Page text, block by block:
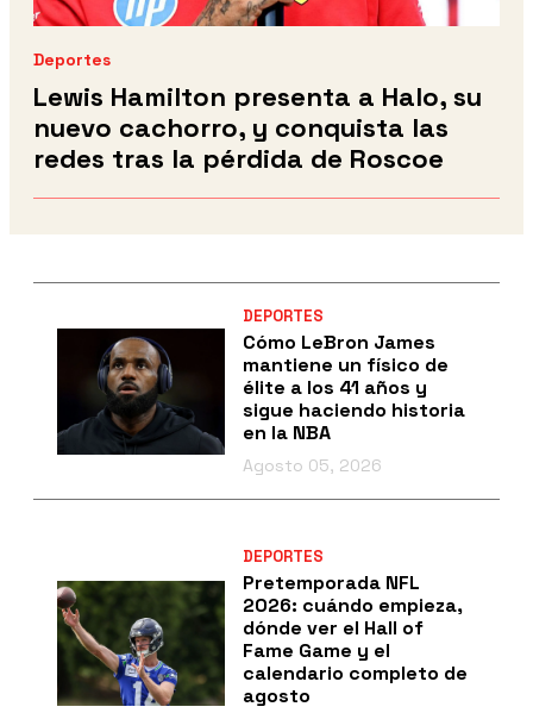
Deportes
Lewis Hamilton presenta a Halo, su
nuevo cachorro, y conquista las
redes tras la pérdida de Roscoe
DEPORTES
Cómo LeBron James
mantiene un físico de
élite a los 41 años y
sigue haciendo historia
en la NBA
Agosto 05, 2026
DEPORTES
Pretemporada NFL
2026: cuándo empieza,
dónde ver el Hall of
Fame Game y el
calendario completo de
agosto